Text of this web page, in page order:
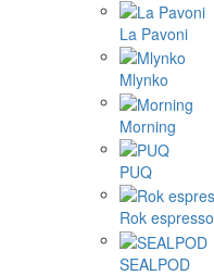
La Pavoni
Mlynko
Morning
PUQ
Rok espresso
SEALPOD